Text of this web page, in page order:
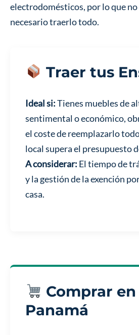
electrodomésticos, por lo que no
necesario traerlo todo.
Traer tus
Ideal si:Tienes muebles de
sentimental o económico,
el coste de reemplazarlo
local supera el presupuesto
A considerar: El tiempo de
y la gestión de la exención
casa.
Comprar en
Panamá